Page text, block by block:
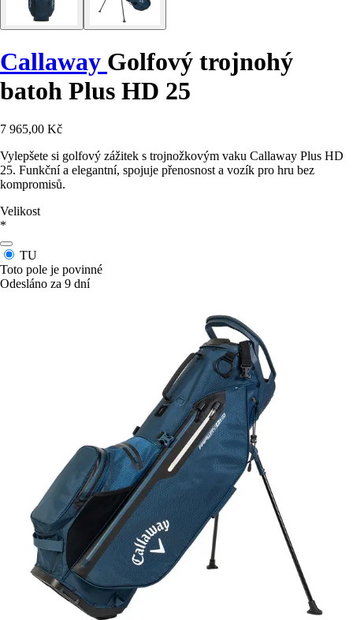
Callaway Golfový trojnohý
batoh Plus HD 25
7 965,00 Kč
Vylepšete si golfový zážitek s trojnožkovým vaku Callaway Plus HD
25. Funkční a elegantní, spojuje přenosnost a vozík pro hru bez
kompromisů.
Velikost
*
TU
Toto pole je povinné
Odesláno za 9 dní